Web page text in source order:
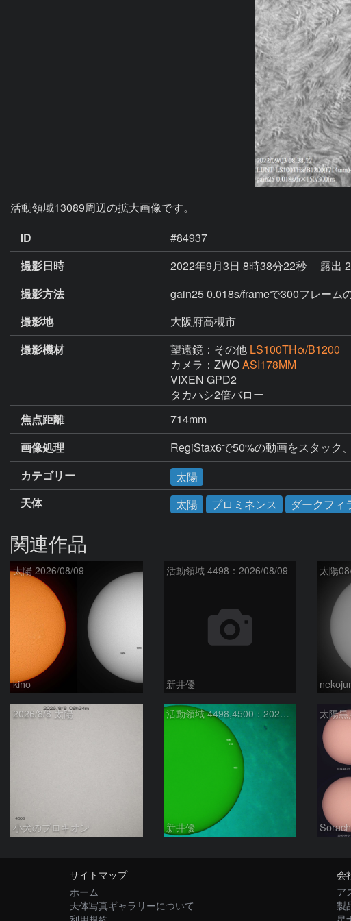
活動領域13089周辺の拡大画像です。
ID
#84937
撮影日時
2022年9月3日 8時38分22秒
露出
撮影方法
gain25 0.018s/frameで300フレーム
撮影地
大阪府高槻市
撮影機材
望遠鏡：その他 LS100THα/B1200
カメラ：ZWOASI178MM
VIXEN GPD2
タカハシ2倍バロー
焦点距離
714mm
画像処理
RegiStax6で50%の動画をスタック
カテゴリー
太陽
天体
太陽 プロミネンス ダークフィ
関連作品
太陽 2026/08/09
kino
活動領域 4498：2026/08/09
新井優
太陽
2026/8/8 太陽
小犬のプロキオン
活動領域 4498,4500：2026/08/08
新井優
太陽黒
サイトマップ
ホーム
天体写真ギャラリーについて
会
ア
製